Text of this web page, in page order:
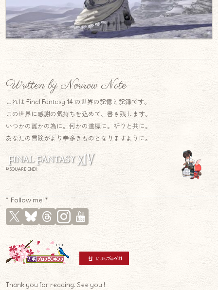
Written by Norirow Note
これは Final Fantasy 14 の世界の記憶と記録です。
この世界に感謝の気持ちを込めて、書き残します。
いつかの誰かの為に。何かの道標に。祈りと共に。
あなたの冒険がより幸多きものとなりますように。
© SQUARE ENIX
* Follow me! *
Thank you for reading. See you !